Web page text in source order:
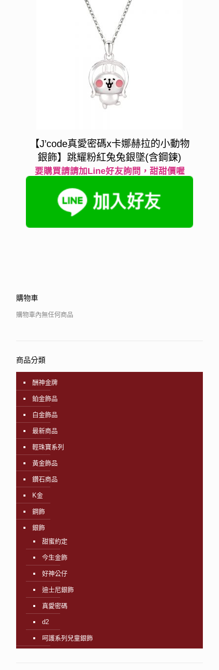
【J’code真愛密碼x卡娜赫拉的小動物
銀飾】跳耀粉紅兔兔銀墜(含鋼鍊)
要購買請請加Line好友詢問，甜甜價喔
購物車
購物車內無任何商品
商品分類
酬神金牌
鉑金飾品
白金飾品
最新商品
輕珠寶系列
黃金飾品
鑽石商品
K金
鋼飾
銀飾
甜蜜約定
今生金飾
好神公仔
迪士尼銀飾
真愛密碼
d2
呵護系列兒童銀飾